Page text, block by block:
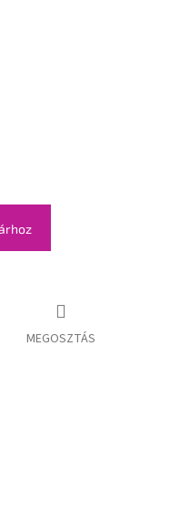
MEGOSZTÁS